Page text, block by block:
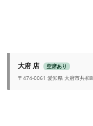
大府 店
空席あり
〒474-0061 愛知県 大府市共和